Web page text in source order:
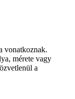
vonatkoznak.
mérete vagy
a